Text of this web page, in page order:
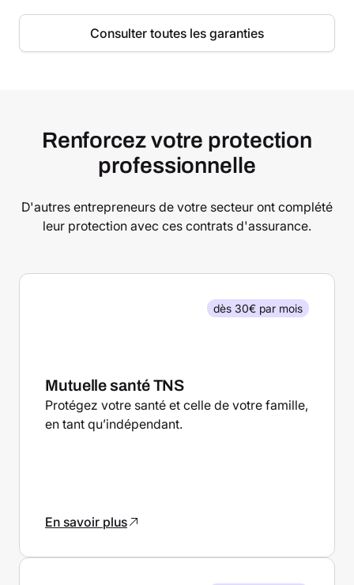
Consulter toutes les garanties
Renforcez votre protection
professionnelle
D'autres entrepreneurs de votre secteur ont complété
leur protection avec ces contrats d'assurance.
Mutuelle santé TNS
Protégez votre santé et celle de votre famille,
en tant qu’indépendant.
En savoir plus
dès 30€ par mois